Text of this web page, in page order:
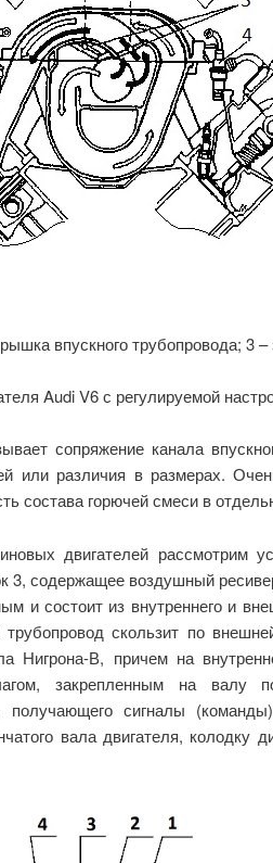
впускного трубопровода; 3
Audi V6 с регулируемой
сопряжение канала
или различия в размерах.
состава горючей смеси в
двигателей рассмотрим
3, содержащее воздушный
и состоит из внутреннего и
скользит по
Нигрона-В, причем на
закрепленным на валу
получающего сигналы
вала двигателя, колодку